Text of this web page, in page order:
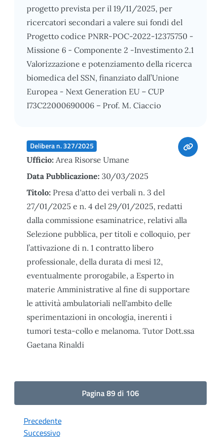
progetto prevista per il 19/11/2025, per
ricercatori secondari a valere sui fondi del
Progetto codice PNRR-POC-2022-12375750 -
Missione 6 - Componente 2 -Investimento 2.1
Valorizzazione e potenziamento della ricerca
biomedica del SSN, finanziato dall’Unione
Europea - Next Generation EU – CUP
I73C22000690006 – Prof. M. Ciaccio
Delibera n. 327/2025
Ufficio: Area Risorse Umane
Data Pubblicazione: 30/03/2025
Titolo: Presa d'atto dei verbali n. 3 del
27/01/2025 e n. 4 del 29/01/2025, redatti
dalla commissione esaminatrice, relativi alla
Selezione pubblica, per titoli e colloquio, per
l’attivazione di n. 1 contratto libero
professionale, della durata di mesi 12,
eventualmente prorogabile, a Esperto in
materie Amministrative al fine di supportare
le attività ambulatoriali nell'ambito delle
sperimentazioni in oncologia, inerenti i
tumori testa-collo e melanoma. Tutor Dott.ssa
Gaetana Rinaldi
Pagina 89 di 106
Precedente
Successivo